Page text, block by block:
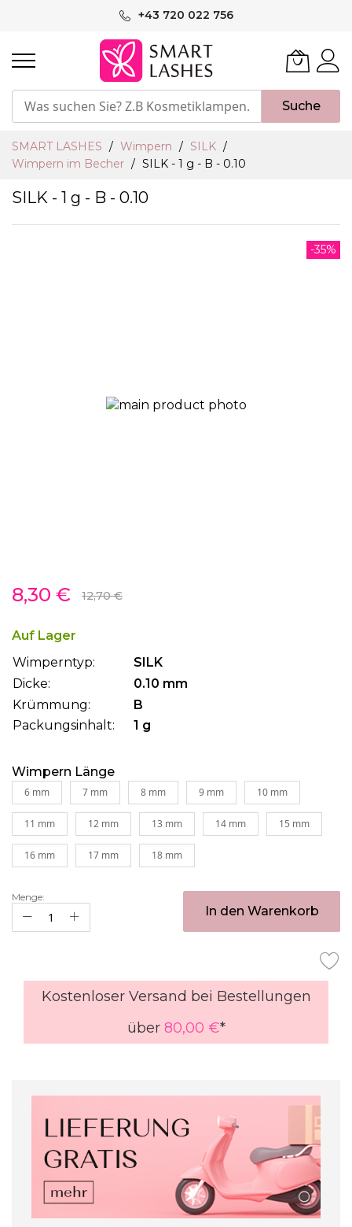
+43 720 022 756
Suche
SMART LASHES Wimpern
SILK
Wimpern im Becher
SILK - 1 g - B - 0.10
SILK - 1 g - B - 0.10
to
beginning
the
images
gallery
-35%
8,30 € 12,70 €
Auf Lager
Wimperntyp:
SILK
Dicke:
0.10 mm
Krümmung:
B
Packungsinhalt:
1 g
Wimpern Länge
6 mm 7 mm 8 mm 9 mm 10 mm
11 mm 12 mm 13 mm 14 mm 15 mm
16 mm 17 mm 18 mm
Menge:
In den Warenkorb
Kostenloser Versand bei Bestellungen
über 80,00 €*